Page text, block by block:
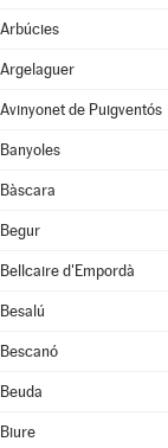
Arbúcies
Argelaguer
Avinyonet de Puigventós
Banyoles
Bàscara
Begur
Bellcaire d'Empordà
Besalú
Bescanó
Beuda
Biure